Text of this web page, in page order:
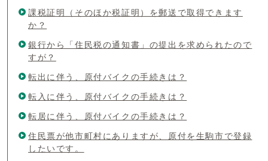
課税証明（そのほか税証明）を郵送で取得できます
か？
銀行から「住民税の通知書」の提出を求められたので
すが？
転出に伴う、原付バイクの手続きは？
転入に伴う、原付バイクの手続きは？
転居に伴う、原付バイクの手続きは？
住民票が他市町村にありますが、原付を生駒市で登録
したいです。